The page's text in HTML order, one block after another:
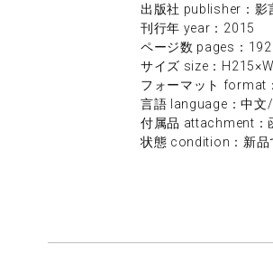
出版社 publisher：影
刊行年 year：2015
ページ数 pages：192
サイズ size：
フォーマット
言語 language：中
付属品 attachment
状態 condition：新品